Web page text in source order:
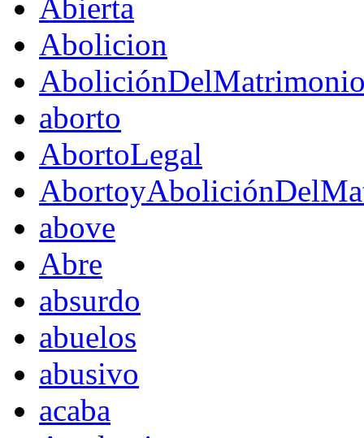
Abierta
Abolicion
aborto
AbortoLegal
above
Abre
absurdo
abuelos
abusivo
acaba